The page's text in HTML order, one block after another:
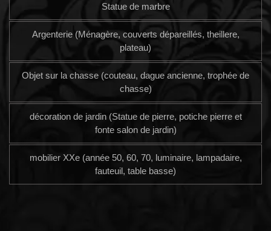
Statue de marbre
Argenterie (Ménagère, couverts dépareillés, theillere,
plateau)
Objet sur la chasse (couteau, dague ancienne, trophée de
chasse)
décoration de jardin (Statue de pierre, potiche pierre et
fonte salon de jardin)
mobilier XXe (année 50, 60, 70, luminaire, lampadaire,
fauteuil, table basse)